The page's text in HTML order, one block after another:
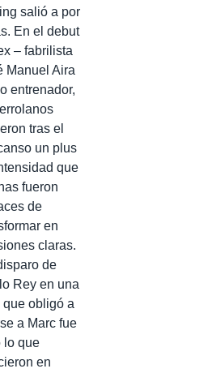
salió a por
En el debut
– fabrilista
Manuel Aira
entrenador,
tras el
un plus
que
fueron
de
en
claras.
de
Rey en una
que obligó a
a Marc fue
lo que
en